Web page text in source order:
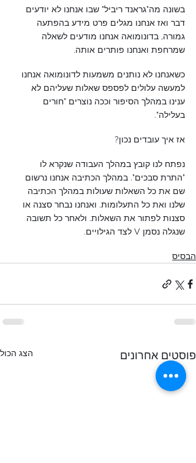
בשונה מה"גראנד ריביל" שבו אנחנו לא יודעים
דבר ואז אנחנו מגלים פרט מידע בהפתעה
גמורה, בדונומואה אנחנו מודעים לשאלה
שמרחפת ואנחנו פותרים אותה.
כשאנחנו לא נותנים משמעות לדונומואה אנחנו
למעשה עלולים לפספס שאלות שעליהם לא
ענינו במהלך הסיפור וככה נוצרים "חורים
בעלילה".
אז איך עובדים נכון?
נפתח לנו קובץ במהלך העבודה שנקרא לו
"התרת סבכים". במהלך הכתיבה אנחנו נרשום
שם את כל השאלות שעולות במהלך הכתיבה
שלנו ואת כל התעלומות. ואנחנו נבחר סצנה או
סצנות לפתור את השאלות. ולאחר כל תשובה
שנגלה נסמן V לצד הגילויים.
הבסיס
פוסטים אחרונים הצג הכול